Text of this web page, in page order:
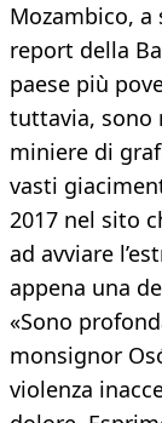
Mozambico,
report della
paese più
tuttavia, sono
miniere di
vasti
2017 nel sito
ad avviare
appena una
«Sono
monsignor
violenza